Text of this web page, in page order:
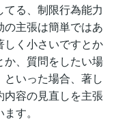
る、制限行為能力
主張は簡単ではあ
しく小さいですとか
、質問をしたい場
いった場合、著し
内容の見直しを主張
す。